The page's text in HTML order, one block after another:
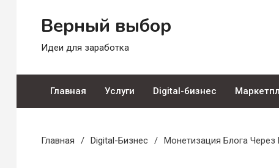
Верный выбор
Идеи для заработка
Главная Услуги Digital-бизнес
Главная Digital-Бизнес Монетизация Блога